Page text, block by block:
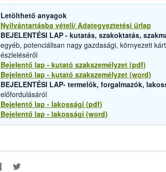
Letölthető anyagok
Nyilvántartásba vételi/ Adategyeztetési űrlap
BEJELENTÉSI LAP - kutatás, szakoktatás,
egyéb, potenciálisan nagy gazdasági, környezeti
észleléséről
Bejelentő lap - kutató szakszemélyzet (pdf)
Bejelentő lap - kutató szakszemélyzet (word)
BEJELENTÉSI LAP- termelők, forgalmazók,
előfordulásáról
Bejelentő lap - lakossági (pdf)
Bejelentő lap - lakossági (word)